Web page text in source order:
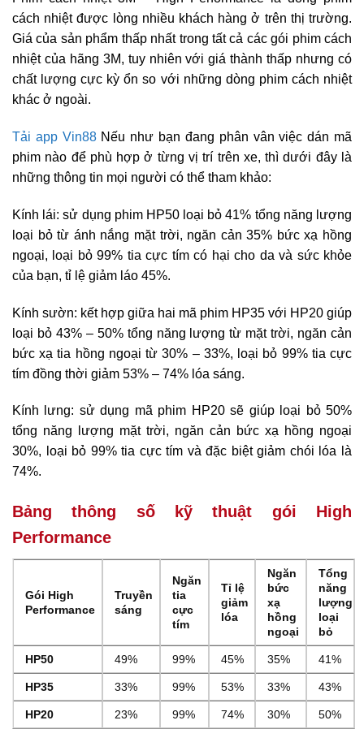
cách nhiệt được lòng nhiều khách hàng ở trên thị trường.
Giá của sản phẩm thấp nhất trong tất cả các gói phim cách
nhiệt của hãng 3M, tuy nhiên với giá thành thấp nhưng có
chất lượng cực kỳ ổn so với những dòng phim cách nhiệt
khác ở ngoài.
Tải app Vin88 Nếu như bạn đang phân vân việc dán mã
phim nào để phù hợp ở từng vị trí trên xe, thì dưới đây là
những thông tin mọi người có thể tham khảo:
Kính lái: sử dụng phim HP50 loại bỏ 41% tổng năng lượng
loại bỏ từ ánh nắng mặt trời, ngăn cản 35% bức xạ hồng
ngoại, loại bỏ 99% tia cực tím có hại cho da và sức khỏe
của bạn, tỉ lệ giảm láo 45%.
Kính sườn: kết hợp giữa hai mã phim HP35 với HP20 giúp
loại bỏ 43% – 50% tổng năng lượng từ mặt trời, ngăn cản
bức xạ tia hồng ngoại từ 30% – 33%, loại bỏ 99% tia cực
tím đồng thời giảm 53% – 74% lóa sáng.
Kính lưng: sử dụng mã phim HP20 sẽ giúp loại bỏ 50%
tổng năng lượng mặt trời, ngăn cản bức xạ hồng ngoại
30%, loại bỏ 99% tia cực tím và đặc biệt giảm chói lóa là
74%.
Bảng thông số kỹ thuật gói High
Performance
Gói High
Performance
Truyền
sáng
Ngăn
tia
cực
tím
Tỉ lệ
giảm
lóa
Ngăn
bức
xạ
hồng
ngoại
Tổng
năng
lượng
loại
bỏ
HP50 49% 99% 45% 35% 41%
HP35 33% 99% 53% 33% 43%
HP20 23% 99% 74% 30% 50%